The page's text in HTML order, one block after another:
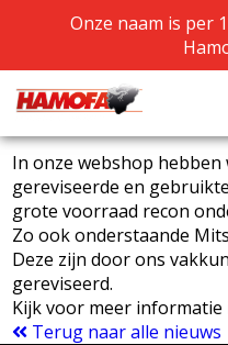
Onze naam is per
Onze naam is per
Mitsubishi S6R
In onze webshop
gereviseerde en
grote voorraad recon
Zo ook onderstaande
Deze zijn door ons
gereviseerd.
Kijk voor meer informatie
Terug naar alle nieuws